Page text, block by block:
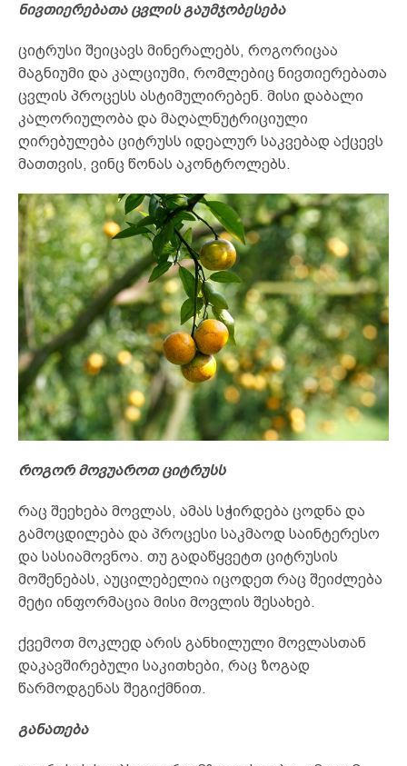
ნივთიერებათა ცვლის გაუმჯობესება
ციტრუსი შეიცავს მინერალებს, როგორიცაა
მაგნიუმი და კალციუმი, რომლებიც ნივთიერებათა
ცვლის პროცესს ასტიმულირებენ. მისი დაბალი
კალორიულობა და მაღალნუტრიციული
ღირებულება ციტრუსს იდეალურ საკვებად აქცევს
მათთვის, ვინც წონას აკონტროლებს.
როგორ მოვუაროთ ციტრუსს
რაც შეეხება მოვლას, ამას სჭირდება ცოდნა და
გამოცდილება და პროცესი საკმაოდ საინტერესო
და სასიამოვნოა. თუ გადაწყვეტთ ციტრუსის
მოშენებას, აუცილებელია იცოდეთ რაც შეიძლება
მეტი ინფორმაცია მისი მოვლის შესახებ.
ქვემოთ მოკლედ არის განხილული მოვლასთან
დაკავშირებული საკითხები, რაც ზოგად
წარმოდგენას შეგიქმნით.
განათება